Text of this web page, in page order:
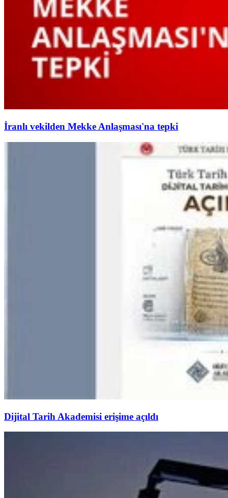
İranlı vekilden Mekke Anlaşması'na tepki
Dijital Tarih Akademisi erişime açıldı